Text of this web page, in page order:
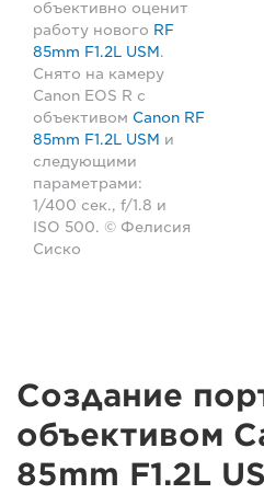
объективно оценит
работу нового RF
85mm F1.2L USM.
Снято на камеру
Canon EOS R с
объективом Canon RF
85mm F1.2L USM и
следующими
параметрами:
1/400 сек., f/1.8 и
ISO 500. © Фелисия
Сиско
Создание
объективом
85mm F1.2L